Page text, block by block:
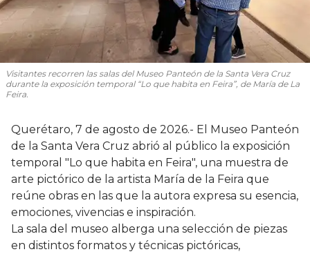
Visitantes recorren las salas del Museo Panteón de la Santa Vera Cruz
durante la exposición temporal “Lo que habita en Feira”, de María de La
Feira.
Querétaro, 7 de agosto de 2026.- El Museo Panteón
de la Santa Vera Cruz abrió al público la exposición
temporal "Lo que habita en Feira", una muestra de
arte pictórico de la artista María de la Feira que
reúne obras en las que la autora expresa su esencia,
emociones, vivencias e inspiración.
La sala del museo alberga una selección de piezas
en distintos formatos y técnicas pictóricas,